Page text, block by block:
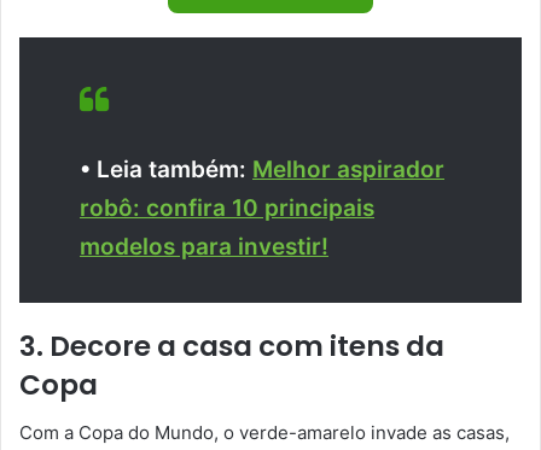
• Leia também: Melhor aspirador
robô: confira 10 principais
modelos para investir!
3. Decore a casa com itens da
Copa
Com a Copa do Mundo, o verde-amarelo invade as casas,